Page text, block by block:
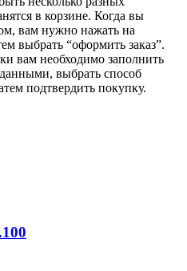
в корзине. Когда вы
вам нужно нажать на
выбрать “оформить заказ”.
вам необходимо заполнить
выбрать способ
подтвердить покупку.